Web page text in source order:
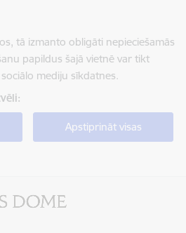
tā izmanto obligāti nepieciešamās
papildus šajā vietnē var tikt
mediju sīkdatnes.
Apstiprināt visas